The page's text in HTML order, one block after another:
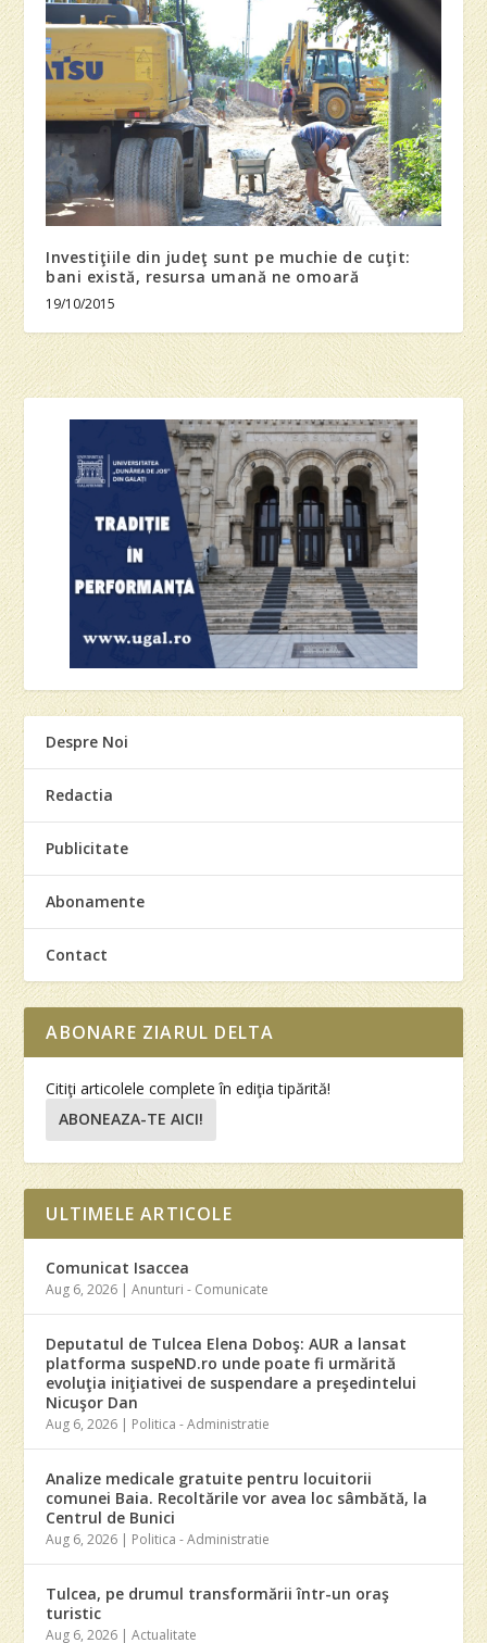
Investiţiile din judeţ sunt pe muchie de cuţit:
bani există, resursa umană ne omoară
19/10/2015
Despre Noi
Redactia
Publicitate
Abonamente
Contact
ABONARE ZIARUL DELTA
Citiţi articolele complete în ediţia tipărită!
ABONEAZA-TE AICI!
ULTIMELE ARTICOLE
Comunicat Isaccea
Aug 6, 2026 |Anunturi - Comunicate
Deputatul de Tulcea Elena Doboş: AUR a lansat
platforma suspeND.ro unde poate fi urmărită
evoluţia iniţiativei de suspendare a preşedintelui
Nicuşor Dan
Aug 6, 2026 | Politica - Administratie
Analize medicale gratuite pentru locuitorii
comunei Baia. Recoltările vor avea loc sâmbătă, la
Centrul de Bunici
Aug 6, 2026 | Politica - Administratie
Tulcea, pe drumul transformării într-un oraş
turistic
Aug 6, 2026 |Actualitate